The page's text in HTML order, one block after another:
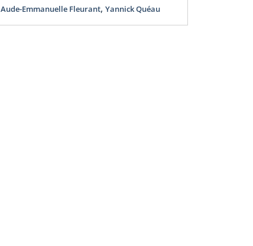
Aude-Emmanuelle Fleurant, Yannick Quéau